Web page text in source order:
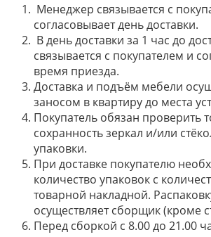
Менеджер связывается с
согласовывает день доставки.
В день доставки за 1 час до
связывается с покупателем и
время приезда.
Доставка и подъём мебели
заносом в квартиру до места
Покупатель обязан проверить
сохранность зеркал и/или
упаковки.
При доставке покупателю
количество упаковок с
товарной накладной.
осуществляет сборщик (кроме
Перед сборкой с 8.00 до 21.00